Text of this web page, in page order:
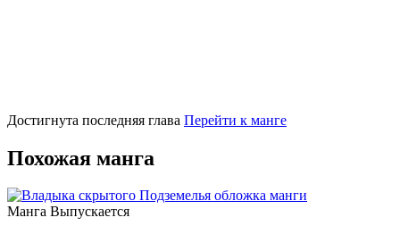
Достигнута последняя глава Перейти к манге
Похожая манга
Манга Выпускается